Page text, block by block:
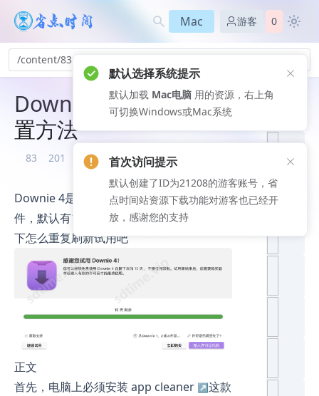
Mac 游客 0
/content/83
Downie 软件试用期重
置方法
83 201 2026-08-08
Downie 4是一款Mac平台上的视频下载软
件，默认有15天免费试用期，今天我们就看
下怎么重复刷新试用吧
正文
首先，电脑上必须安装 app cleaner
这款
推荐文
默认选择系统提示
默认加载 Mac电脑 用的资源，右上角
可切换Windows或Mac系统
首次访问提示
默认创建了ID为21208的游客账号，省
点时间站资源下载功能对游客也已经开
放，感谢您的支持